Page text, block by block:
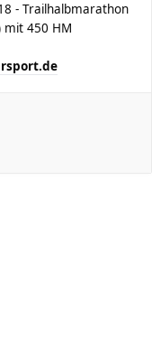
- Trailhalbmarathon
mit 450 HM